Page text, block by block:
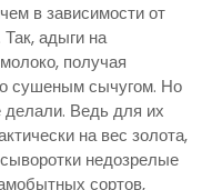
в зависимости от
Так, адыги на
получая
сушеным сычугом. Но
делали. Ведь для их
на вес золота,
недозрелые
сортов,